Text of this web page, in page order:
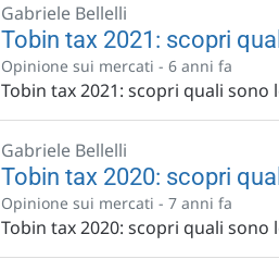
Gabriele Bellelli
Tobin tax 2021: scopri
Opinione sui mercati - 6 anni fa
Tobin tax 2021: scopri quali sono
Gabriele Bellelli
Tobin tax 2020: scopri
Opinione sui mercati - 7 anni fa
Tobin tax 2020: scopri quali sono